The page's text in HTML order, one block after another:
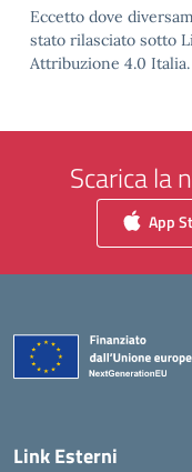
Eccetto dove
stato rilasciato sotto
Attribuzione 4.0 Italia.
Scarica la
App
Link Esterni